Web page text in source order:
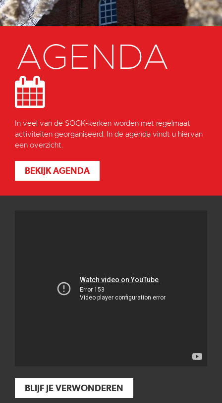
AGENDA
In veel van de SOGK-kerken worden met regelmaat
activiteiten georganiseerd. In de agenda vindt u hiervan
een overzicht.
BEKIJK AGENDA
BLIJF JE VERWONDEREN